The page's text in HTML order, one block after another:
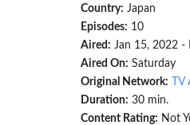
Country: Japan
Episodes: 10
Aired: Jan 15, 2022 -
Aired On: Saturday
Original Network:
Duration: 30 min.
Content Rating: Not